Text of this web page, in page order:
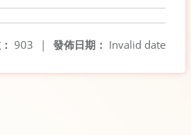
發佈日期： Invalid date
903 |